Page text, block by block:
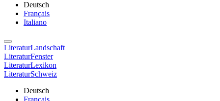
Deutsch
Français
Italiano
LiteraturLandschaft
LiteraturFenster
LiteraturLexikon
LiteraturSchweiz
Deutsch
Français